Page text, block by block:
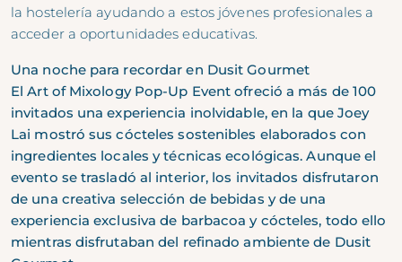
la hostelería ayudando a estos jóvenes profesionales a
acceder a oportunidades educativas.
Una noche para recordar en Dusit Gourmet
El Art of Mixology Pop-Up Event ofreció a más de 100
invitados una experiencia inolvidable, en la que Joey
Lai mostró sus cócteles sostenibles elaborados con
ingredientes locales y técnicas ecológicas. Aunque el
evento se trasladó al interior, los invitados disfrutaron
de una creativa selección de bebidas y de una
experiencia exclusiva de barbacoa y cócteles, todo ello
mientras disfrutaban del refinado ambiente de Dusit